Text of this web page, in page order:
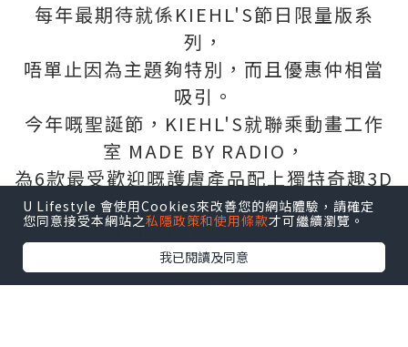
每年最期待就係KIEHL'S節日限量版系
列，
唔單止因為主題夠特別，而且優惠仲相當
吸引。
今年嘅聖誕節，KIEHL'S就聯乘動畫工作
室 MADE BY RADIO，
為6款最受歡迎嘅護膚產品配上獨特奇趣3D
立體畫風，
藉此傳遞關愛信息～
六款護膚產品：
U Lifestyle 會使用Cookies來改善您的網站體驗，請確定
您同意接受本網站之私隱政策和使用條款才可繼續瀏覽。
我已閱讀及同意